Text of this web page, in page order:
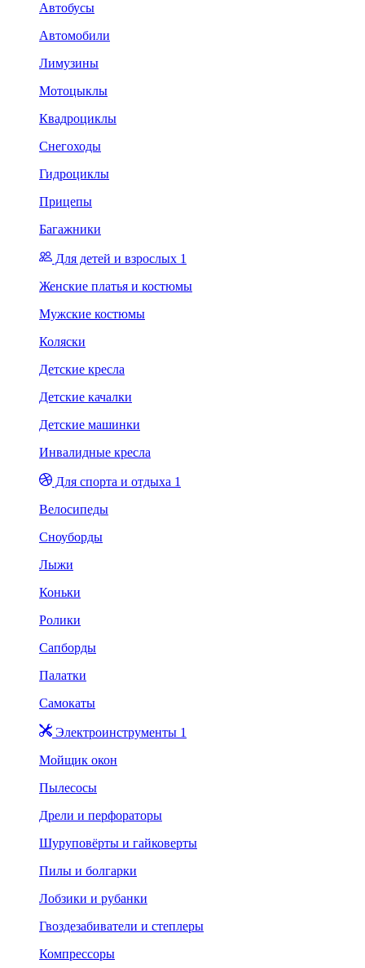
Автобусы
Автомобили
Лимузины
Мотоцыклы
Квадроциклы
Снегоходы
Гидроциклы
Прицепы
Багажники
Для детей и взрослых 1
Женские платья и костюмы
Мужские костюмы
Коляски
Детские кресла
Детские качалки
Детские машинки
Инвалидные кресла
Для спорта и отдыха 1
Велосипеды
Сноуборды
Лыжи
Коньки
Ролики
Сапборды
Палатки
Самокаты
Электроинструменты 1
Мойщик окон
Пылесосы
Дрели и перфораторы
Шуруповёрты и гайковерты
Пилы и болгарки
Лобзики и рубанки
Гвоздезабиватели и степлеры
Компрессоры